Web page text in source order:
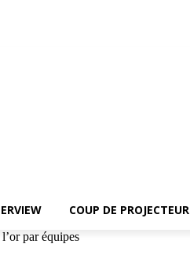
COUP DE PROJECTEUR
par équipes